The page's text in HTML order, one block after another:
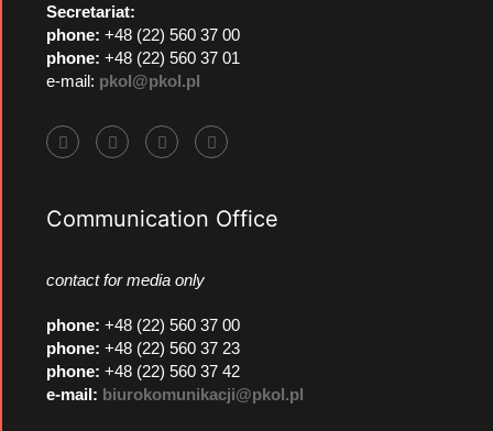
Secretariat:
phone: +48 (22) 560 37 00
phone: +48 (22) 560 37 01
e-mail: pkol@pkol.pl
Communication Office
contact for media only
phone: +48 (22) 560 37 00
phone: +48 (22) 560 37 23
phone: +48 (22) 560 37 42
e-mail: biurokomunikacji@pkol.pl